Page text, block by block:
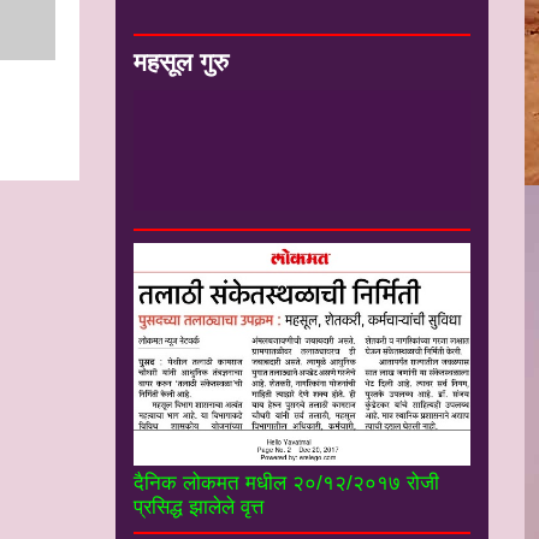
महसूल गुरु
उपजिल्हाधिकारी यांचे ”महसूल गुरू” you tube
चॅनल----------------------
दैनिक लोकमत मधील २०/१२/२०१७ रोजी
प्रसिद्ध झालेले वृत्त